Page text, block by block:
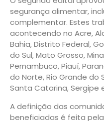
segurança alimentar,
complementar. Estes
acontecendo no Acre,
Bahia, Distrito Federal,
do Sul, Mato Grosso,
Pernambuco, Piauí,
do Norte, Rio Grande do
Santa Catarina, Sergipe
A definição das
beneficiadas é feita